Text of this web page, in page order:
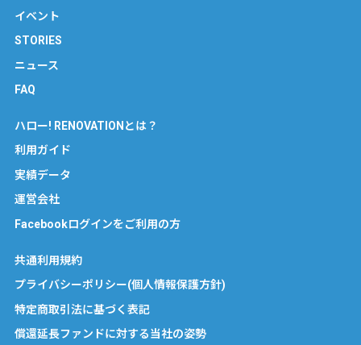
イベント
STORIES
ニュース
FAQ
ハロー! RENOVATIONとは？
利用ガイド
実績データ
運営会社
Facebookログインをご利用の方
共通利用規約
プライバシーポリシー(個人情報保護方針)
特定商取引法に基づく表記
償還延長ファンドに対する当社の姿勢